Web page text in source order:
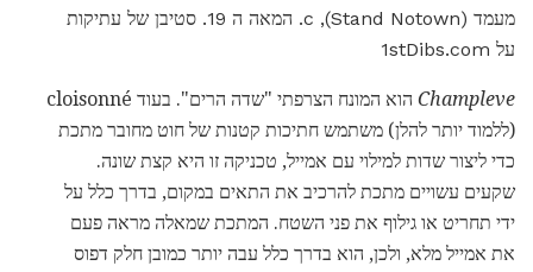
מעמד (Stand Notown), c. המאה ה 19. סטיבן של עתיקות
על 1stDibs.com
Champleve
הוא המונח הצרפתי "שדה הרים". בעוד cloisonné
(ללמוד יותר להלן) משתמש חתיכות קטנות של חוט מחובר מתכת
כדי ליצור שדות למילוי עם אמייל, טכניקה זו היא קצת שונה.
שקעים עשויים מתכת להרכיב את התאים במקום, בדרך כלל על
ידי תחריט או גילוף את פני השטח. המתכת שמאלה מראה פעם
את אמייל מלא, ולכן, הוא בדרך כלל עבה יותר כמובן חלק דפוס